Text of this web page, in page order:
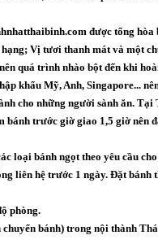
được tổng hòa
Vị tươi thanh mát và một
quá trình nhào bột đến khi
khẩu Mỹ, Anh, Singapore...
cho những người sành ăn.
bánh trước giờ giao 1,5 giờ nên
loại bánh ngọt theo yêu cầu
liên hệ trước 1 ngày. Đặt bánh
phòng.
bánh) trong nội thành